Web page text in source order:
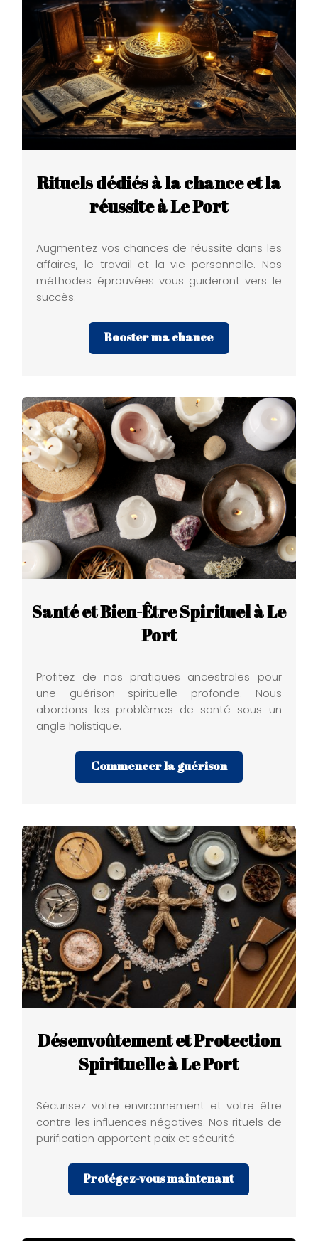
Rituels dédiés à la chance et la
réussite à Le Port
Augmentez vos chances de réussite dans les
affaires, le travail et la vie personnelle. Nos
méthodes éprouvées vous guideront vers le
succès.
Booster ma chance
Santé et Bien-Être Spirituel à Le
Port
Profitez de nos pratiques ancestrales pour
une guérison spirituelle profonde. Nous
abordons les problèmes de santé sous un
angle holistique.
Commencer la guérison
Désenvoûtement et Protection
Spirituelle à Le Port
Sécurisez votre environnement et votre être
contre les influences négatives. Nos rituels de
purification apportent paix et sécurité.
Protégez-vous maintenant